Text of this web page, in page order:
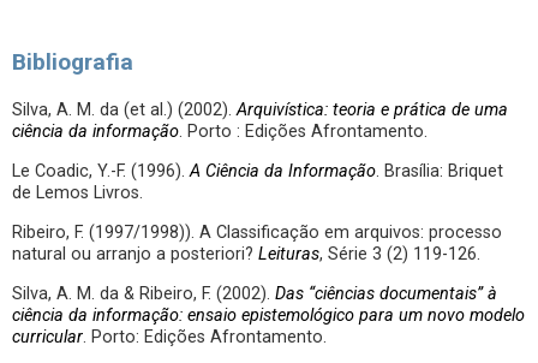
Bibliografia
Silva, A. M. da (et al.) (2002).Arquivística: teoria e prática de uma
ciência da informação. Porto : Edições Afrontamento.
Le Coadic, Y.-F. (1996).A Ciência da Informação. Brasília: Briquet
de Lemos Livros.
Ribeiro, F. (1997/1998)). A Classificação em arquivos: processo
natural ou arranjo a posteriori? Leituras, Série 3 (2) 119-126.
Silva, A. M. da & Ribeiro, F. (2002). Das “ciências documentais” à
ciência da informação: ensaio epistemológico para um novo modelo
curricular. Porto: Edições Afrontamento.